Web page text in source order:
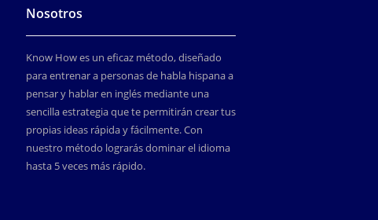
Nosotros
Know How es un eficaz método, diseñado
para entrenar a personas de habla hispana a
pensar y hablar en inglés mediante una
sencilla estrategia que te permitirán crear tus
propias ideas rápida y fácilmente. Con
nuestro método lograrás dominar el idioma
hasta 5 veces más rápido.